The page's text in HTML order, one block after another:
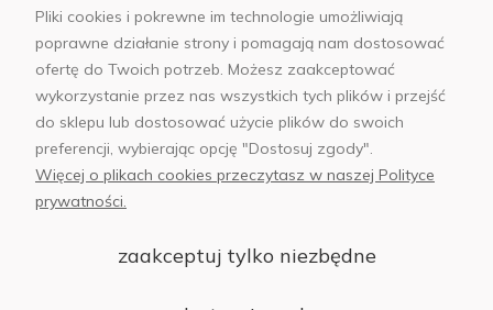
sklep@abfoto.pl
+48 797 971 275
© 2025 Wszelkie prawa zastrzeżone. Serwis własnością:
Pliki cookies i pokrewne im technologie umożliwiają
poprawne działanie strony i pomagają nam dostosować
ofertę do Twoich potrzeb. Możesz zaakceptować
wykorzystanie przez nas wszystkich tych plików i przejść
do sklepu lub dostosować użycie plików do swoich
preferencji, wybierając opcję "Dostosuj zgody".
Więcej o plikach cookies przeczytasz w naszej Polityce
prywatności.
zaakceptuj tylko niezbędne